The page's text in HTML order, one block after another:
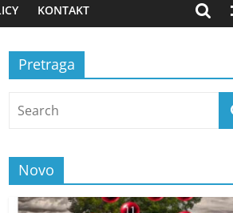
KONTAKT
Pretraga
Novo